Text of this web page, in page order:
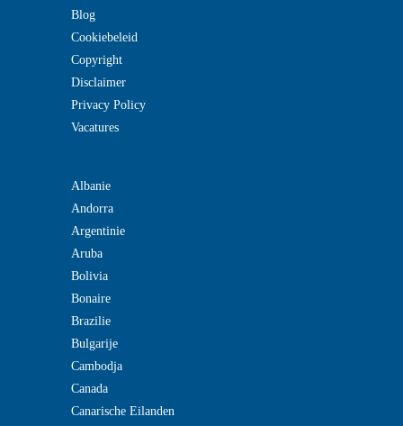
Blog
Cookiebeleid
Copyright
Disclaimer
Privacy Policy
Vacatures
Albanie
Andorra
Argentinie
Aruba
Bolivia
Bonaire
Brazilie
Bulgarije
Cambodja
Canada
Canarische Eilanden